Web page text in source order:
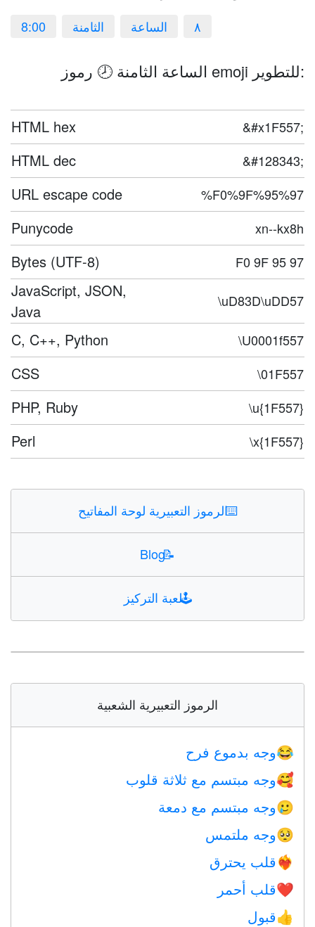
8:00 الثامنة الساعة ٨
الساعة الثامنة 🕗 رموز emoji للتطوير:
HTML hex &#x1F557;
HTML dec &#128343;
URL escape code %F0%9F%95%97
Punycode xn--kx8h
Bytes (UTF-8) F0 9F 95 97
JavaScript, JSON,
Java
\uD83D\uDD57
C, C++, Python \U0001f557
CSS \01F557
PHP, Ruby \u{1F557}
Perl \x{1F557}
⌨️الرموز التعبيرية لوحة المفاتيح
📝
Blog
🕹️لعبة التركيز
الرموز التعبيرية الشعبية
😂وجه بدموع فرح
🥰وجه مبتسم مع ثلاثة قلوب
🥲وجه مبتسم مع دمعة
🥺وجه ملتمس
❤️‍🔥 قلب يحترق
❤️قلب أحمر
👍قبول